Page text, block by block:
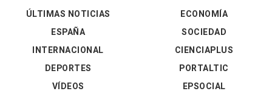
ÚLTIMAS NOTICIAS
ESPAÑA
INTERNACIONAL
DEPORTES
VÍDEOS
ECONOMÍA
SOCIEDAD
CIENCIAPLUS
PORTALTIC
EPSOCIAL